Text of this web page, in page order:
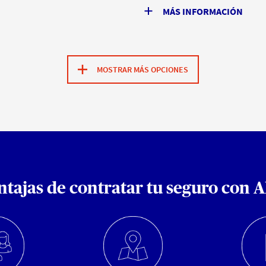
MÁS INFORMACIÓN
MOSTRAR MÁS OPCIONES
de contratar tu seguro con